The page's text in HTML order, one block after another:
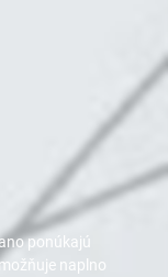
ponúkajú
naplno